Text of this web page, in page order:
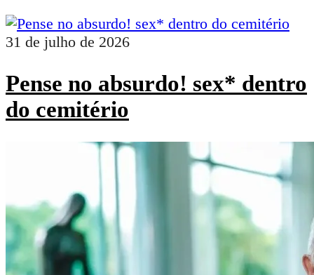
31 de julho de 2026
Pense no absurdo! sex* dentro
do cemitério